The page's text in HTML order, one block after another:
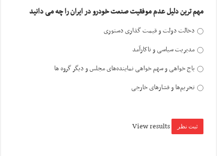
مهم ترین دلیل عدم موفقیت صنعت خودرو در ایران را چه می دانید
دخالت دولت و قیمت گذاری دستوری
مدیریت سیاسی و ناکارآمد
باج خواهی و سهم خواهی نماینده‌های مجلس و دیگر گروه ها
تحریم‌ها و فشارهای خارجی
View results